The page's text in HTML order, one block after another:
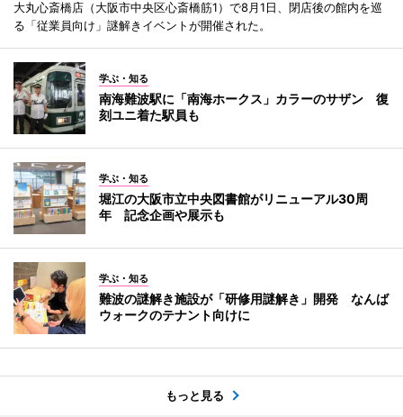
大丸心斎橋店（大阪市中央区心斎橋筋1）で8月1日、閉店後の館内を巡
る「従業員向け」謎解きイベントが開催された。
学ぶ・知る
南海難波駅に「南海ホークス」カラーのサザン 復
刻ユニ着た駅員も
学ぶ・知る
堀江の大阪市立中央図書館がリニューアル30周
年 記念企画や展示も
学ぶ・知る
難波の謎解き施設が「研修用謎解き」開発 なんば
ウォークのテナント向けに
もっと見る